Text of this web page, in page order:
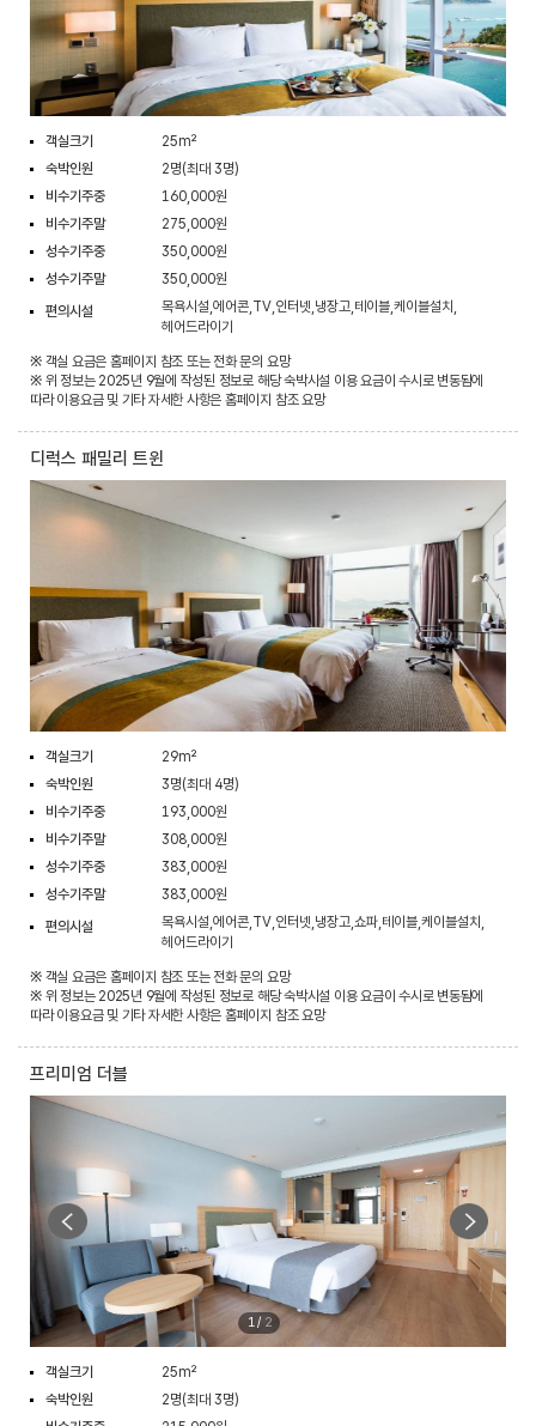
객실크기
25m²
숙박인원
2명(최대 3명)
비수기주중
160,000원
비수기주말
275,000원
성수기주중
350,000원
성수기주말
350,000원
편의시설
목욕시설,에어콘,TV,인터넷,냉장고,테이블,케이블설치,
헤어드라이기
※ 객실 요금은 홈페이지 참조 또는 전화 문의 요망
※ 위 정보는 2025년 9월에 작성된 정보로 해당 숙박시설 이용 요금이 수시로 변동됨에
따라 이용요금 및 기타 자세한 사항은 홈페이지 참조 요망
디럭스 패밀리 트윈
객실크기
29m²
숙박인원
3명(최대 4명)
비수기주중
193,000원
비수기주말
308,000원
성수기주중
383,000원
성수기주말
383,000원
편의시설
목욕시설,에어콘,TV,인터넷,냉장고,쇼파,테이블,케이블설치,
헤어드라이기
※ 객실 요금은 홈페이지 참조 또는 전화 문의 요망
※ 위 정보는 2025년 9월에 작성된 정보로 해당 숙박시설 이용 요금이 수시로 변동됨에
따라 이용요금 및 기타 자세한 사항은 홈페이지 참조 요망
프리미엄 더블
1/ 2
객실크기
25m²
숙박인원
2명(최대 3명)